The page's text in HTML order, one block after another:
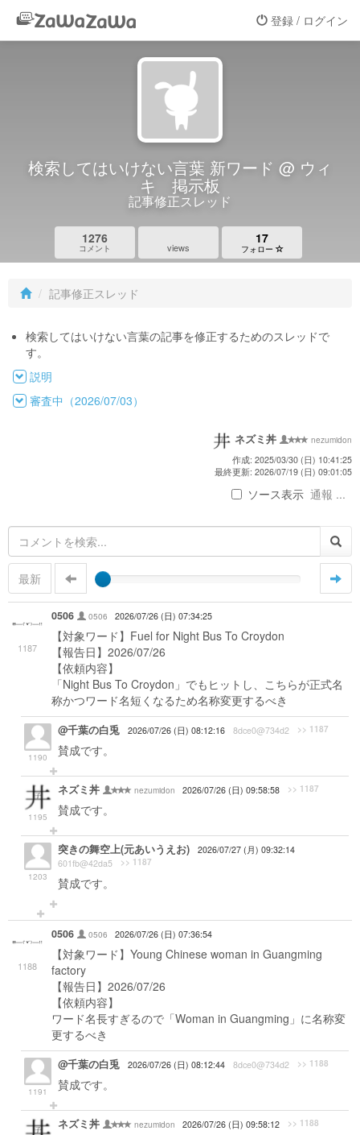
登録 / ログイン
検索してはいけない言葉 新ワード @ ウィ
キ 掲示板
記事修正スレッド
1276
コメント views
17
フォロー
記事修正スレッド
検索してはいけない言葉の記事を修正するためのスレッドで
す。
説明
審査中（2026/07/03）
ネズミ丼
nezumidon
作成: 2025/03/30 (日) 10:41:25
最終更新: 2026/07/19 (日) 09:01:05
ソース表示 通報 ...
最新
1187
0506 0506 2026/07/26 (日) 07:34:25
【対象ワード】Fuel for Night Bus To Croydon
【報告日】2026/07/26
【依頼内容】
「Night Bus To Croydon」でもヒットし、こちらが正式名
称かつワード名短くなるため名称変更するべき
1190
@千葉の白兎 2026/07/26 (日) 08:12:16 8dce0@734d2 >> 1187
賛成です。
1195
ネズミ丼 nezumidon 2026/07/26 (日) 09:58:58 >> 1187
賛成です。
1203
突きの舞空上(元あいうえお)
2026/07/27 (月) 09:32:14
601fb@42da5
>> 1187
賛成です。
1188
0506 0506 2026/07/26 (日) 07:36:54
【対象ワード】Young Chinese woman in Guangming
factory
【報告日】2026/07/26
【依頼内容】
ワード名長すぎるので「Woman in Guangming」に名称変
更するべき
1191
@千葉の白兎 2026/07/26 (日) 08:12:44 8dce0@734d2 >> 1188
賛成です。
ネズミ丼 nezumidon 2026/07/26 (日) 09:58:12 >> 1188